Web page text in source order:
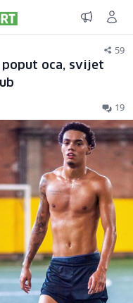
59
poput oca, svijet
19